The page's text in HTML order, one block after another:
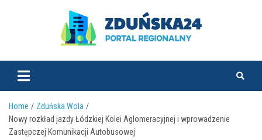
zdunska24.pl
Home
Zduńska Wola
Nowy rozkład jazdy Łódzkiej Kolei Aglomeracyjnej i wprowadzenie
Zastępczej Komunikacji Autobusowej